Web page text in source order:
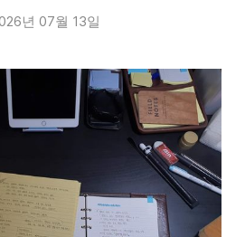
국의 왕자와 화가가 붓을 나눠
제작한 우키요에와
요에
년 07월 13일